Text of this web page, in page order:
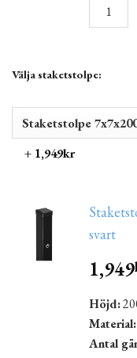
Välja staketstolpe:
+ 1,949kr
svart
1,949
Höjd:
Material:
Antal